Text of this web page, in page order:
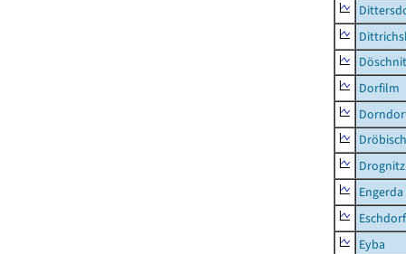
Dorfilm
Drognitz
Engerda
Eschdorf
Eyba